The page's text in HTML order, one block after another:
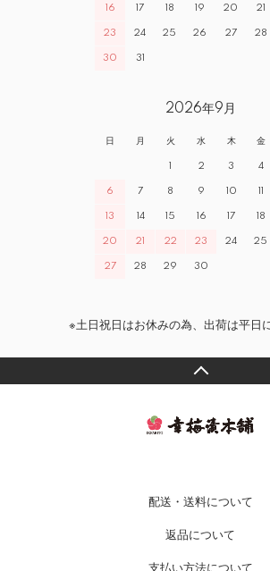
16 17 18 19 20 21
23 24 25 26 27 28
30 31
2026年9月
日 月 火 水 木 金
1 2 3 4
6 7 8 9 10 11
13 14 15 16 17 18
20 21 22 23 24 25
27 28 29 30
※土日祝日はお休みの為、出荷は平日
配送・送料について
返品について